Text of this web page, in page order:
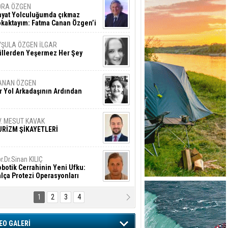
ÖZGEN
Yolculuğumda çıkmaz
Fatma Canan Özgen’i
ÖZGEN İLGAR
Yeşermez Her Şey
ÖZGEN
Yol Arkadaşının Ardından
MESUT KAVAK
ŞİKAYETLERİ
KILIÇ
Cerrahinin Yeni Ufku:
Protezi Operasyonları
BAŞAN
Şaşırmayacağız
1 2 3 4
GALERİ